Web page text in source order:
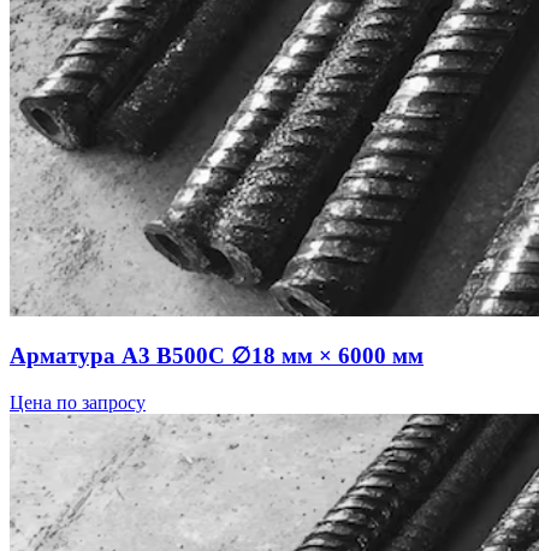
Арматура А3 В500С ∅18 мм × 6000 мм
Цена по запросу